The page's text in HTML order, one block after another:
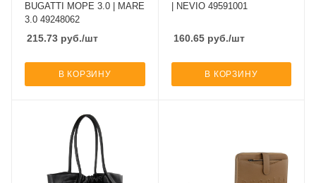
BUGATTI МОРЕ 3.0 | MARE
3.0 49248062
215.73 руб./шт
В КОРЗИНУ
| NEVIO 49591001
160.65руб./шт
В КОРЗИНУ